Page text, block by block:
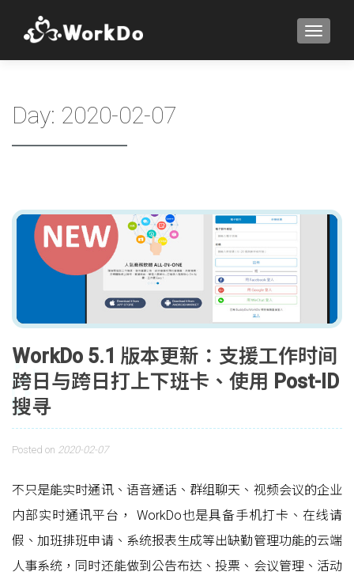
Day: 2020-02-07
WorkDo 5.1 版本更新：支援工作时间
跨日与跨日打上下班卡、使用 Post-ID
搜寻
Posted on 2020-02-07
不只是能实时通讯、语音通话、群组聊天、视频会议的企业
内部实时通讯平台， WorkDo也是具备手机打卡、在线请
假、加班排班申请、系统报表生成等出缺勤管理功能的云端
人事系统，同时还能做到公告布达、投票、会议管理、活动